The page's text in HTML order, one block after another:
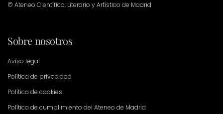
© Ateneo Científico, Literario y Artístico de Madrid
Sobre nosotros
Aviso legal
Política de privacidad
Política de cookies
Política de cumplimiento del Ateneo de Madrid